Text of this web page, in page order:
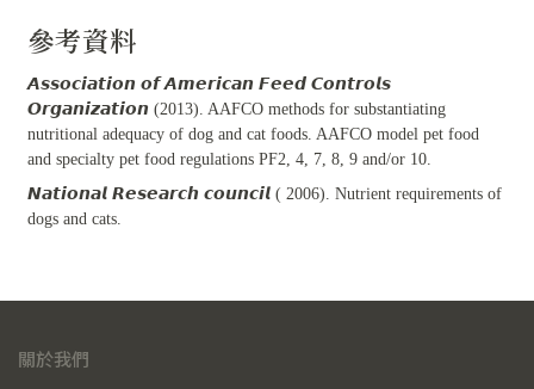
參考資料
𝘼𝙨𝙨𝙤𝙘𝙞𝙖𝙩𝙞𝙤𝙣 𝙤𝙛 𝘼𝙢𝙚𝙧𝙞𝙘𝙖𝙣 𝙁𝙚𝙚𝙙 𝘾𝙤𝙣𝙩𝙧𝙤𝙡𝙨
𝙊𝙧𝙜𝙖𝙣𝙞𝙯𝙖𝙩𝙞𝙤𝙣 (2013). AAFCO methods for substantiating
nutritional adequacy of dog and cat foods. AAFCO model pet food
and specialty pet food regulations PF2, 4, 7, 8, 9 and/or 10.
𝙉𝙖𝙩𝙞𝙤𝙣𝙖𝙡 𝙍𝙚𝙨𝙚𝙖𝙧𝙘𝙝 𝙘𝙤𝙪𝙣𝙘𝙞𝙡 ( 2006). Nutrient requirements of
dogs and cats.
關於我們